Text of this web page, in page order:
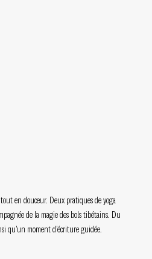
en douceur. Deux pratiques de yoga
de la magie des bols tibétains. Du
qu'un moment d'écriture guidée.